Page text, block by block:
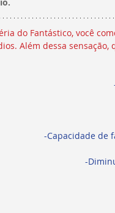
do Fantástico, você
Além dessa
-Capacidade de
-